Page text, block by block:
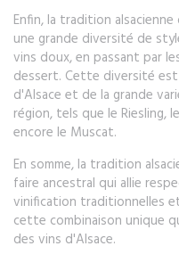
Enfin, la tradition
une grande diversité de
vins doux, en passant par
dessert. Cette diversité
d'Alsace et de la grande
région, tels que le Riesling,
encore le Muscat.
En somme, la tradition
faire ancestral qui allie
vinification traditionnelles
cette combinaison unique
des vins d'Alsace.